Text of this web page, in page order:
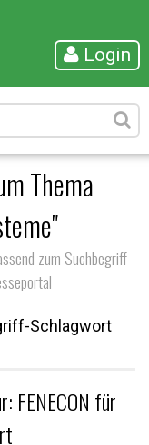
Login
Thema
zum Suchbegriff
Schlagwort
FENECON für